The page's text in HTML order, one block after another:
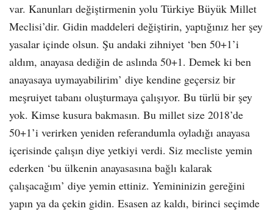
var. Kanunları değiştirmenin yolu Türkiye Büyük Millet
Meclisi’dir. Gidin maddeleri değiştirin, yaptığınız her şey
yasalar içinde olsun. Şu andaki zihniyet ‘ben 50+1’i
aldım, anayasa dediğin de aslında 50+1. Demek ki ben
anayasaya uymayabilirim’ diye kendine geçersiz bir
meşruiyet tabanı oluşturmaya çalışıyor. Bu türlü bir şey
yok. Kimse kusura bakmasın. Bu millet size 2018’de
50+1’i verirken yeniden referandumla oyladığı anayasa
içerisinde çalışın diye yetkiyi verdi. Siz mecliste yemin
ederken ‘bu ülkenin anayasasına bağlı kalarak
çalışacağım’ diye yemin ettiniz. Yemininizin gereğini
yapın ya da çekin gidin. Esasen az kaldı, birinci seçimde